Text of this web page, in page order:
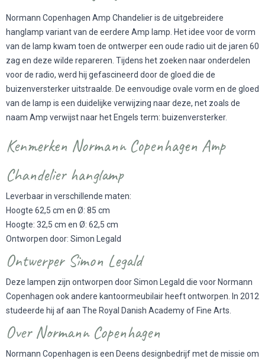
Normann Copenhagen Amp Chandelier is de uitgebreidere
hanglamp variant van de eerdere Amp lamp. Het idee voor de vorm
van de lamp kwam toen de ontwerper een oude radio uit de jaren 60
zag en deze wilde repareren. Tijdens het zoeken naar onderdelen
voor de radio, werd hij gefascineerd door de gloed die de
buizenversterker uitstraalde. De eenvoudige ovale vorm en de gloed
van de lamp is een duidelijke verwijzing naar deze, net zoals de
naam Amp verwijst naar het Engels term: buizenversterker.
Kenmerken Normann Copenhagen Amp
Chandelier hanglamp
Leverbaar in verschillende maten:
Hoogte 62,5 cm en Ø: 85 cm
Hoogte: 32,5 cm en Ø: 62,5 cm
Ontworpen door: Simon Legald
Ontwerper Simon Legald
Deze lampen zijn ontworpen door Simon Legald die voor Normann
Copenhagen ook andere kantoormeubilair heeft ontworpen. In 2012
studeerde hij af aan The Royal Danish Academy of Fine Arts.
Over Normann Copenhagen
Normann Copenhagen is een Deens designbedrijf met de missie om